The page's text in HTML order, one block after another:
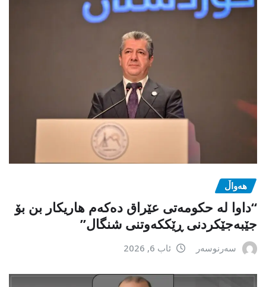
هەواڵ
“داوا لە حكومەتی عێراق دەكەم هاریكار بن بۆ
جێبەجێكردنی ڕێككەوتنی شنگال”
سەرنوسەر ئاب 6, 2026